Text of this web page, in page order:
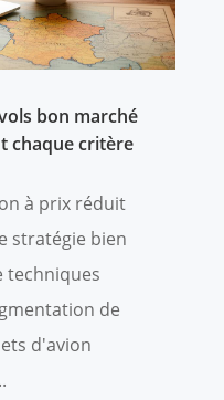
bon marché
chaque critère
à prix réduit
stratégie bien
techniques
de
d'avion